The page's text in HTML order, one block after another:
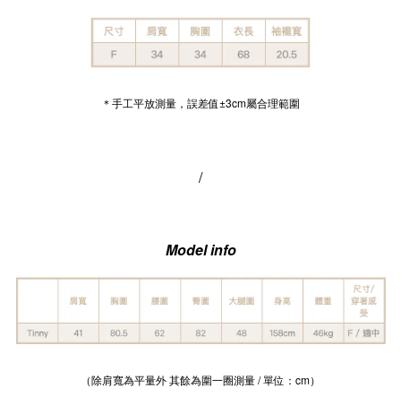
＊手工平放測量，誤差值±3cm屬合理範圍
/
Model info
（除肩寬為平量外 其餘為圍一圈測量 / 單位：cm）